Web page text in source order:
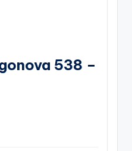
538 –